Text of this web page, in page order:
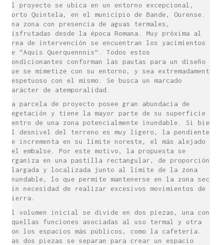
El proyecto se ubica en un entorno excepcional,
Porto Quintela, en el municipio de Bande, Ourense.
Una zona con presencia de aguas termales,
disfrutadas desde la época Romana. Muy próxima al
área de intervención se encuentran los yacimientos
de “Aquis Querquennnis”. Todos estos
condicionantes conforman las pautas para un diseño
que se mimetize con su entorno, y sea extremadamente
respetuoso con el mismo. Se busca un marcado
carácter de atemporalidad.
La parcela de proyecto posee gran abundacia de
vegetación y tiene la mayor parte de su superficie
dentro de una zona potencialmente inundable. Si bien
el desnivel del terreno es muy ligero, la pendiente
se incrementa en su límite noreste, el más alejado
del embalse. Por este motivo, la propuesta se
organiza en una pastilla rectangular, de proporción
alargada y localizada junto al límite de la zona
inundable, lo que permite mantenerse en la zona seca
sin necesidad de realizar excesivos movimientos de
tierra.
El volumen inicial se divide en dos piezas, una con
aquellas funciones asociadas al uso termal y otra
con los espacios más públicos, como la cafetería.
Las dos piezas se separan para crear un espacio